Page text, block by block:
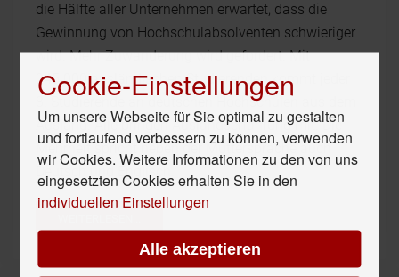
die Hälfte aller Unternehmen erwartet, dass die
Gewinnung von Hochschulabsolventen schwieriger
wird. Mehr Zuwanderung wird gefordert. Mit
245.000 ausländischen Studierenden kommt jeder
8. Studierende an deutschen Hochschulen aus dem
Ausland. Alle bringen Auslandserfahrung mit. Die
Mehrheit spricht neben der Muttersprache auch
Deutsch und Englisch.
Cookie-Einstellungen
Um unsere Webseite für Sie optimal zu gestalten
und fortlaufend verbessern zu können, verwenden
wir Cookies. Weitere Informationen zu den von uns
eingesetzten Cookies erhalten Sie in den
individuellen Einstellungen
Alle akzeptieren